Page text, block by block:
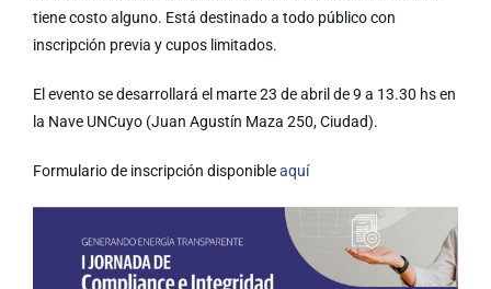
tiene costo alguno. Está destinado a todo público con
inscripción previa y cupos limitados.
El evento se desarrollará el marte 23 de abril de 9 a 13.30 hs en
la Nave UNCuyo (Juan Agustín Maza 250, Ciudad).
Formulario de inscripción disponibleaquí